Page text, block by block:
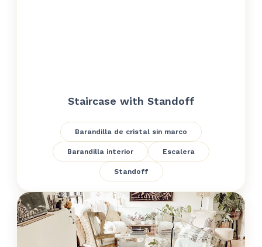
Staircase with Standoff
Barandilla de cristal sin marco
Barandilla interior Escalera
Standoff